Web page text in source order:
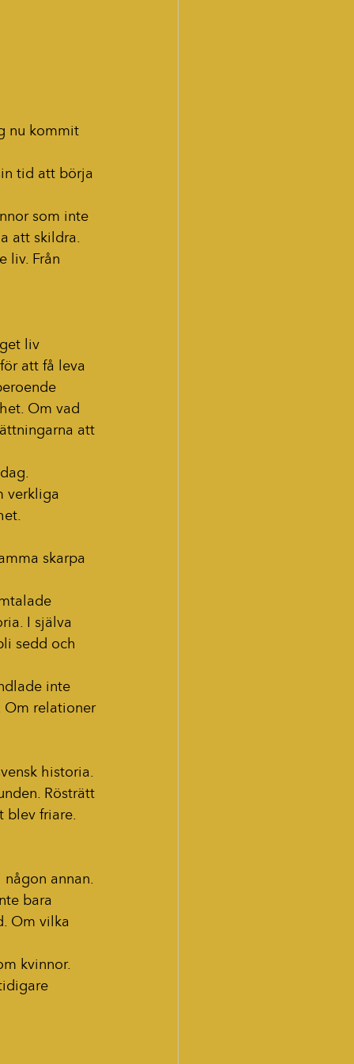
nu kommit
tid att börja
som inte
att skildra.
liv. Från
liv
att få leva
Om vad
att
verkliga
skarpa
I själva
sedd och
inte
Om relationer
historia.
Rösträtt
blev friare.
annan.
bara
Om vilka
kvinnor.